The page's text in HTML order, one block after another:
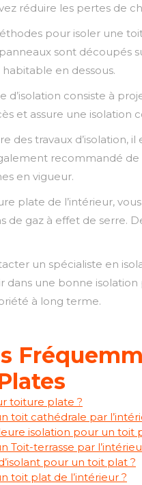
réduire les pertes de
pour isoler une
panneaux sont
en dessous.
d’isolation consiste à
et assure une isolation
des travaux
recommandé de
en vigueur.
plate de l’intérieur,
de gaz à effet de serre.
un spécialiste en
dans une bonne
à long terme.
toiture plate ?
toit cathédrale par
isolation pour un toit
Toit-terrasse par
pour un toit plat ?
toit plat de l’intérieur ?